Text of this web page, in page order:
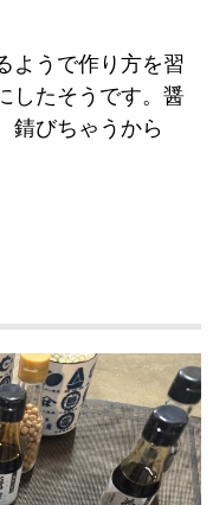
ようで作り方を習
したそうです。醤
錆びちゃうから